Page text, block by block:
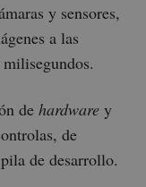
y sensores,
a las
de hardware y
de
de desarrollo.